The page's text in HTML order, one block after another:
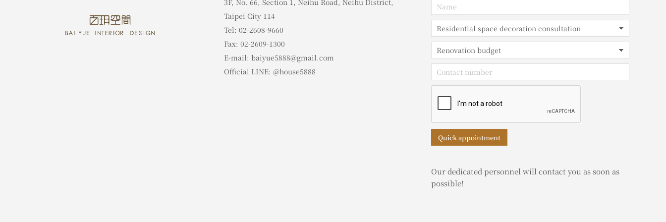
3F, No. 66, Section 1, Neihu Road, Neihu District,
Taipei City 114
Tel: 02-2608-9660
Fax: 02-2609-1300
E-mail: baiyue5888@gmail.com
Official LINE: @house5888
Quick appointment
Our dedicated personnel will contact you as soon as
possible!